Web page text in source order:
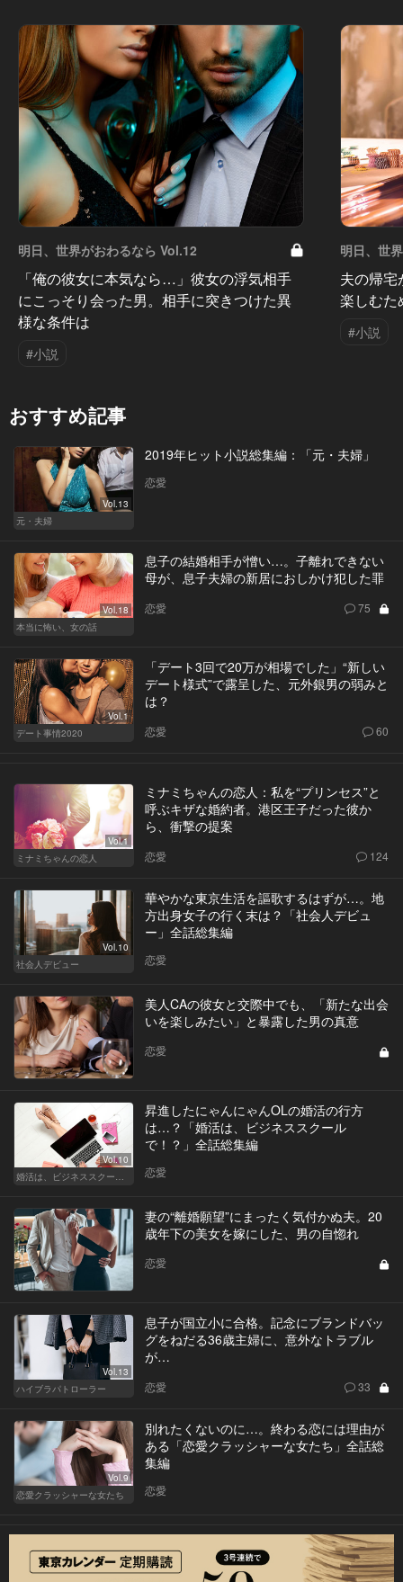
明日、世界がおわるなら Vol.12
「俺の彼女に本気なら…」彼女の浮気相手
にこっそり会った男。相手に突きつけた異
様な条件は
#小説
明日、世
夫の帰
楽しむた
#小説
おすすめ記事
Vol.13
元・夫婦
2019年ヒット小説総集編：「元・夫婦」
恋愛
Vol.18
本当に怖い、女の話
息子の結婚相手が憎い…。子離れできない
母が、息子夫婦の新居におしかけ犯した罪
恋愛 75
Vol.1
デート事情2020
「デート3回で20万が相場でした」“新しい
デート様式”で露呈した、元外銀男の弱みと
は？
恋愛 60
Vol.1
ミナミちゃんの恋人
ミナミちゃんの恋人：私を“プリンセス”と
呼ぶキザな婚約者。港区王子だった彼か
ら、衝撃の提案
恋愛 124
Vol.10
社会人デビュー
華やかな東京生活を謳歌するはずが…。地
方出身女子の行く末は？「社会人デビュ
ー」全話総集編
恋愛
美人CAの彼女と交際中でも、「新たな出会
いを楽しみたい」と暴露した男の真意
恋愛
Vol.10
婚活は、ビジネススクールで！？
昇進したにゃんにゃんOLの婚活の行方
は…？「婚活は、ビジネススクール
で！？」全話総集編
恋愛
妻の“離婚願望”にまったく気付かぬ夫。20
歳年下の美女を嫁にした、男の自惚れ
恋愛
Vol.13
ハイブラパトローラー
息子が国立小に合格。記念にブランドバッ
グをねだる36歳主婦に、意外なトラブル
が…
恋愛 33
Vol.9
恋愛クラッシャーな女たち
別れたくないのに…。終わる恋には理由が
ある「恋愛クラッシャーな女たち」全話総
集編
恋愛